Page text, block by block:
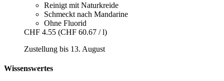
Reinigt mit Naturkreide
Schmeckt nach Mandarine
Ohne Fluorid
CHF 4.55 (CHF 60.67 / l)
Zustellung bis 13. August
Wissenswertes